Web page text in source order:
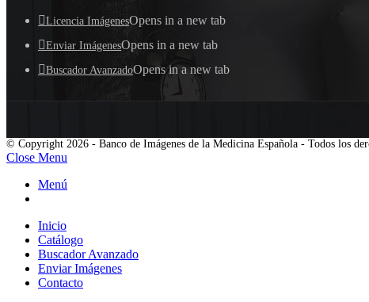
Licencia ImágenesOpens in a new tab
Enviar ImágenesOpens in a new tab
Buscador AvanzadoOpens in a new tab
© Copyright 2026 - Banco de Imágenes de la Medicina Española - Todos los
Close Menu
Menú
Inicio
Catálogo
Buscador Avanzado
Enviar Imágenes
Contacto